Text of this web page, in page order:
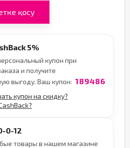
қосу
5%
купон при
и получите
выгоду. Ваш купон: 189486
купон на скидку?
0-12
товары в нашем магазине